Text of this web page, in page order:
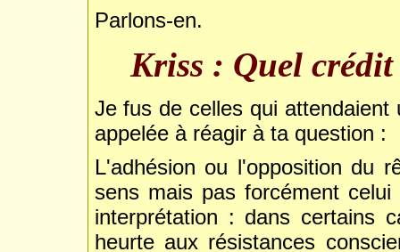
Parlons-en.
Kriss : Quel
Je fus de celles qui
appelée à réagir à ta question :
L'adhésion ou l'opposition du
sens mais pas forcément
interprétation : dans certains
heurte aux résistances